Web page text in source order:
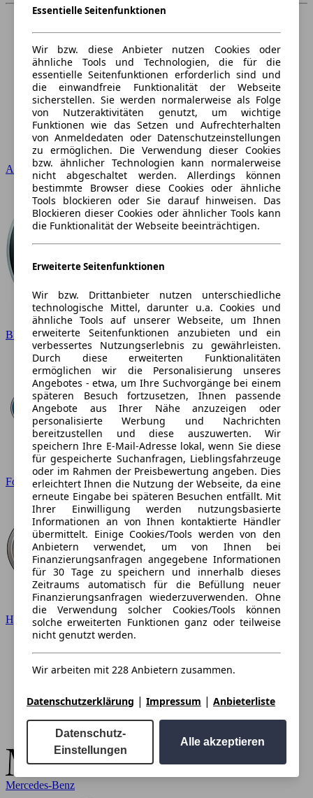
Audi
BMW
Ford
Hyundai
Mercedes-Benz
Essentielle Seitenfunktionen
Wir bzw. diese Anbieter nutzen Cookies oder
ähnliche Tools und Technologien, die für die
essentielle Seitenfunktionen erforderlich sind und
die einwandfreie Funktionalität der Webseite
sicherstellen. Sie werden normalerweise als Folge
von Nutzeraktivitäten genutzt, um wichtige
Funktionen wie das Setzen und Aufrechterhalten
von Anmeldedaten oder Datenschutzeinstellungen
zu ermöglichen. Die Verwendung dieser Cookies
bzw. ähnlicher Technologien kann normalerweise
nicht abgeschaltet werden. Allerdings können
bestimmte Browser diese Cookies oder ähnliche
Tools blockieren oder Sie darauf hinweisen. Das
Blockieren dieser Cookies oder ähnlicher Tools kann
die Funktionalität der Webseite beeinträchtigen.
Erweiterte Seitenfunktionen
Wir bzw. Drittanbieter nutzen unterschiedliche
technologische Mittel, darunter u.a. Cookies und
ähnliche Tools auf unserer Webseite, um Ihnen
erweiterte Seitenfunktionen anzubieten und ein
verbessertes Nutzungserlebnis zu gewährleisten.
Durch diese erweiterten Funktionalitäten
ermöglichen wir die Personalisierung unseres
Angebotes - etwa, um Ihre Suchvorgänge bei einem
späteren Besuch fortzusetzen, Ihnen passende
Angebote aus Ihrer Nähe anzuzeigen oder
personalisierte Werbung und Nachrichten
bereitzustellen und diese auszuwerten. Wir
speichern Ihre E-Mail-Adresse lokal, wenn Sie diese
für gespeicherte Suchanfragen, Lieblingsfahrzeuge
oder im Rahmen der Preisbewertung angeben. Dies
erleichtert Ihnen die Nutzung der Webseite, da eine
erneute Eingabe bei späteren Besuchen entfällt. Mit
Ihrer Einwilligung werden nutzungsbasierte
Informationen an von Ihnen kontaktierte Händler
übermittelt. Einige Cookies/Tools werden von den
Anbietern verwendet, um von Ihnen bei
Finanzierungsanfragen angegebene Informationen
für 30 Tage zu speichern und innerhalb dieses
Zeitraums automatisch für die Befüllung neuer
Finanzierungsanfragen wiederzuverwenden. Ohne
die Verwendung solcher Cookies/Tools können
solche erweiterten Funktionen ganz oder teilweise
nicht genutzt werden.
Wir arbeiten mit 228 Anbietern zusammen.
Datenschutzerklärung | Impressum | Anbieterliste
Datenschutz-
Einstellungen
Alle akzeptieren